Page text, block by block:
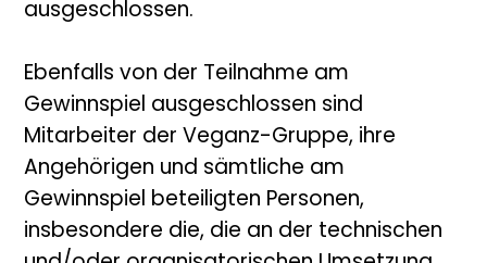
ausgeschlossen.
Ebenfalls von der Teilnahme am
Gewinnspiel ausgeschlossen sind
Mitarbeiter der Veganz-Gruppe, ihre
Angehörigen und sämtliche am
Gewinnspiel beteiligten Personen,
insbesondere die, die an der technischen